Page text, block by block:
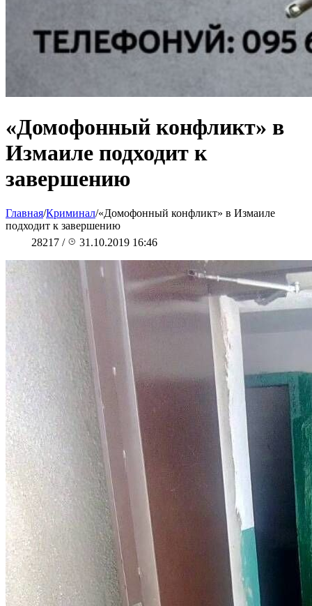
«Домофонный конфликт» в
Измаиле подходит к
завершению
Главная/Криминал/«Домофонный конфликт» в Измаиле
подходит к завершению
28217 / 31.10.2019 16:46